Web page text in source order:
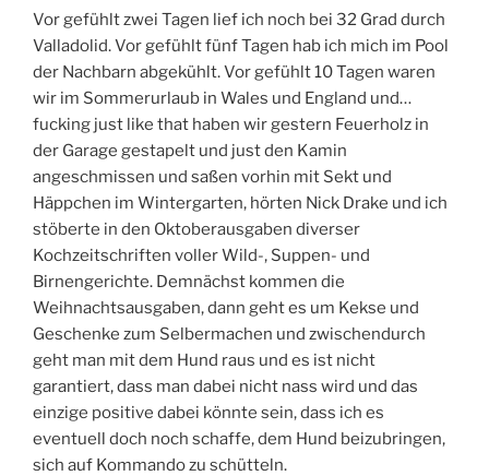
Vor gefühlt zwei Tagen lief ich noch bei 32 Grad durch
Valladolid. Vor gefühlt fünf Tagen hab ich mich im Pool
der Nachbarn abgekühlt. Vor gefühlt 10 Tagen waren
wir im Sommerurlaub in Wales und England und…
fucking just like that haben wir gestern Feuerholz in
der Garage gestapelt und just den Kamin
angeschmissen und saßen vorhin mit Sekt und
Häppchen im Wintergarten, hörten Nick Drake und ich
stöberte in den Oktoberausgaben diverser
Kochzeitschriften voller Wild-, Suppen- und
Birnengerichte. Demnächst kommen die
Weihnachtsausgaben, dann geht es um Kekse und
Geschenke zum Selbermachen und zwischendurch
geht man mit dem Hund raus und es ist nicht
garantiert, dass man dabei nicht nass wird und das
einzige positive dabei könnte sein, dass ich es
eventuell doch noch schaffe, dem Hund beizubringen,
sich auf Kommando zu schütteln.